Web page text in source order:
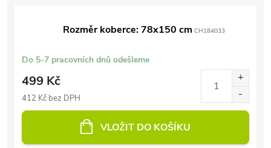
Rozměr koberce: 78x150 cm CH184033
Do 5-7 pracovních dnů odešleme
499 Kč
412 Kč bez DPH
VLOŽIT DO KOŠÍKU